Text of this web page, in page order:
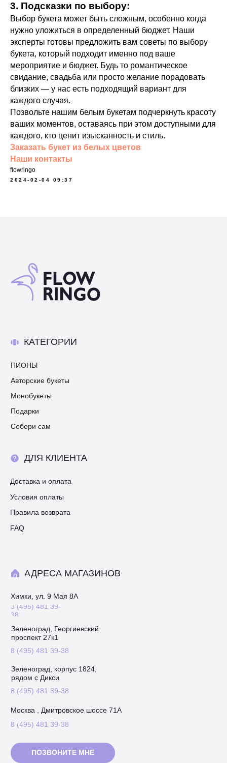
3. Подсказки по выбору:
Выбор букета может быть сложным, особенно когда
нужно уложиться в определенный бюджет. Наши
эксперты готовы предложить вам советы по выбору
букета, который подходит именно под ваше
мероприятие и бюджет. Будь то романтическое
свидание, свадьба или просто желание порадовать
близких — у нас есть подходящий вариант для
каждого случая.
Позвольте нашим белым букетам подчеркнуть красоту
ваших моментов, оставаясь при этом доступными для
каждого, кто ценит изысканность и стиль.
Заказать букет из белых цветов
Наши контакты
flowringo
2024-02-04 09:37
Собери сам
Подарки
Монобукеты
ПИОНЫ
Авторские букеты
Доставка и оплата
Условия оплаты
ДЛЯ КЛИЕНТА
FAQ
Москва , Дмитровское шоссе 71А
8 (495) 481 39-38
АДРЕСА МАГАЗИНОВ
Правила возврата
КАТЕГОРИИ
ПОЗВОНИТЕ МНЕ
8 (495) 481 39-38
Зеленоград, Георгиевский
проспект 27к1
8 (495) 481 39-38
Зеленоград, корпус 1824,
рядом с Дикси
8 (495) 481 39-
38
Химки, ул. 9 Мая 8А